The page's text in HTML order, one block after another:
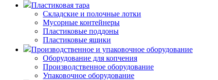
Пластиковая тара
Складские и полочные лотки
Мусорные контейнеры
Пластиковые поддоны
Пластиковые ящики
Производственное и упаковочное оборудование
Оборудование для копчения
Производственное оборудование
Упаковочное оборудование